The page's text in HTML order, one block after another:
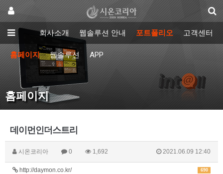
회사소개 웹솔루션 안내 포트폴리오 고객센터
홈페이지 웹솔루션 APP
홈페이지
데이먼인더스트리
시온코리아 0 1,692 2021.06.09 12:40
690
http://daymon.co.kr/